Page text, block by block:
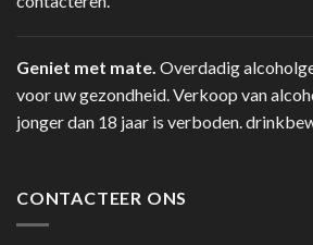
Geniet met mate. Overdadig
voor uw gezondheid. Verkoop van
jonger dan 18 jaar is verboden.
CONTACTEER ONS